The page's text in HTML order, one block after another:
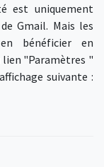
est uniquement
Gmail. Mais les
bénéficier en
"Paramètres "
suivante :